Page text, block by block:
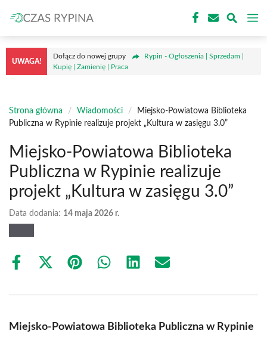
do
treści
UWAGA!
Dołącz do nowej grupy
Rypin - Ogłoszenia | Sprzedam |
Kupię | Zamienię | Praca
Strona główna / Wiadomości /
Miejsko-Powiatowa Biblioteka
Publiczna w Rypinie realizuje projekt „Kultura w zasięgu 3.0”
Miejsko-Powiatowa Biblioteka
Publiczna w Rypinie realizuje
projekt „Kultura w zasięgu 3.0”
Data dodania: 14 maja 2026 r.
Share
Share
(Twitter)
Share Share Share Share
Miejsko-Powiatowa Biblioteka Publiczna w Rypinie